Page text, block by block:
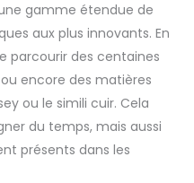
gamme étendue de
aux plus innovants. En
parcourir des centaines
encore des matières
ou le simili cuir. Cela
du temps, mais aussi
présents dans les